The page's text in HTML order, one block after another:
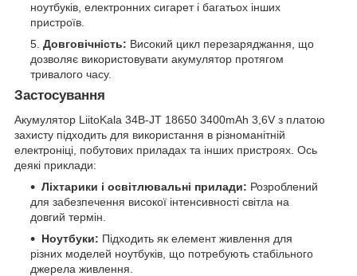
ноутбуків, електронних сигарет і багатьох інших
пристроїв.
Довговічність: Високий цикл перезаряджання, що
дозволяє використовувати акумулятор протягом
тривалого часу.
Застосування
Акумулятор LiitoKala 34B-JT 18650 3400mAh 3,6V з платою
захисту підходить для використання в різноманітній
електроніці, побутових приладах та інших пристроях. Ось
деякі приклади:
Ліхтарики і освітлювальні прилади: Розроблений
для забезпечення високої інтенсивності світла на
довгий термін.
Ноутбуки: Підходить як елемент живлення для
різних моделей ноутбуків, що потребують стабільного
джерела живлення.